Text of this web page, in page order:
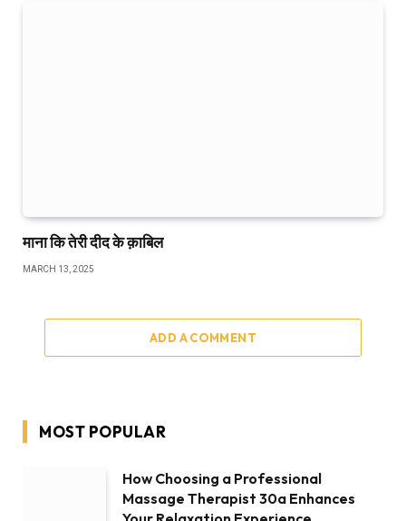
माना कि तेरी दीद के क़ाबिल
MARCH 13, 2025
ADD A COMMENT
MOST POPULAR
How Choosing a Professional
Massage Therapist 30a Enhances